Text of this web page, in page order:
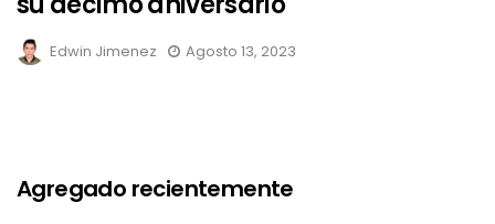
Edwin Jimenez Agosto 13, 2023
Agregado recientemente